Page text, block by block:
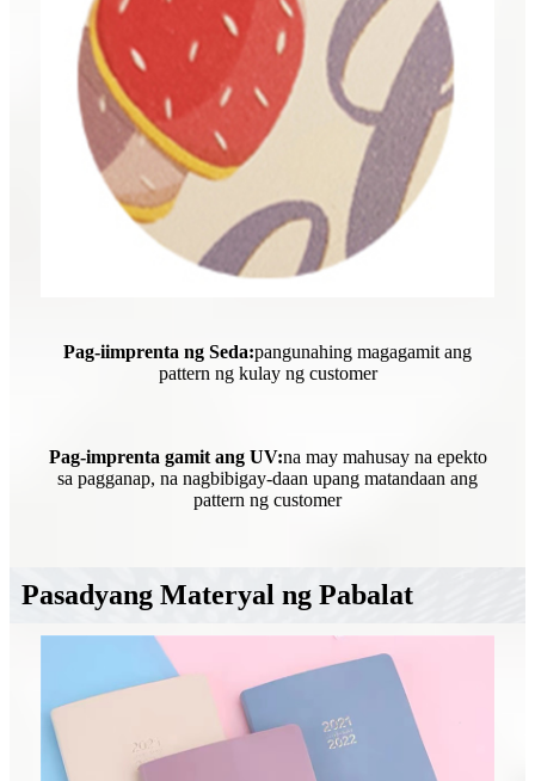
Pag-iimprenta ng Seda:pangunahing magagamit ang
pattern ng kulay ng customer
Pag-imprenta gamit ang UV:na may mahusay na epekto
sa pagganap, na nagbibigay-daan upang matandaan ang
pattern ng customer
Pasadyang Materyal ng Pabalat